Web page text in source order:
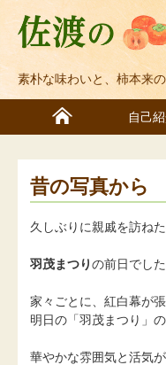
素朴な味わいと、柿本来
自己
昔の写真から
久しぶりに親戚を訪ね
羽茂まつりの前日でした
家々ごとに、紅白幕が
明日の「羽茂まつり」
華やかな雰囲気と活気